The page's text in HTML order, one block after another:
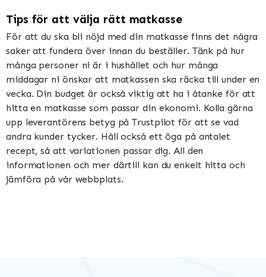
Tips för att välja rätt matkasse
För att du ska bli nöjd med din matkasse finns det några
saker att fundera över innan du beställer. Tänk på hur
många personer ni är i hushållet och hur många
middagar ni önskar att matkassen ska räcka till under en
vecka. Din budget är också viktig att ha i åtanke för att
hitta en matkasse som passar din ekonomi. Kolla gärna
upp leverantörens betyg på Trustpilot för att se vad
andra kunder tycker. Håll också ett öga på antalet
recept, så att variationen passar dig. All den
informationen och mer därtill kan du enkelt hitta och
jämföra på vår webbplats.